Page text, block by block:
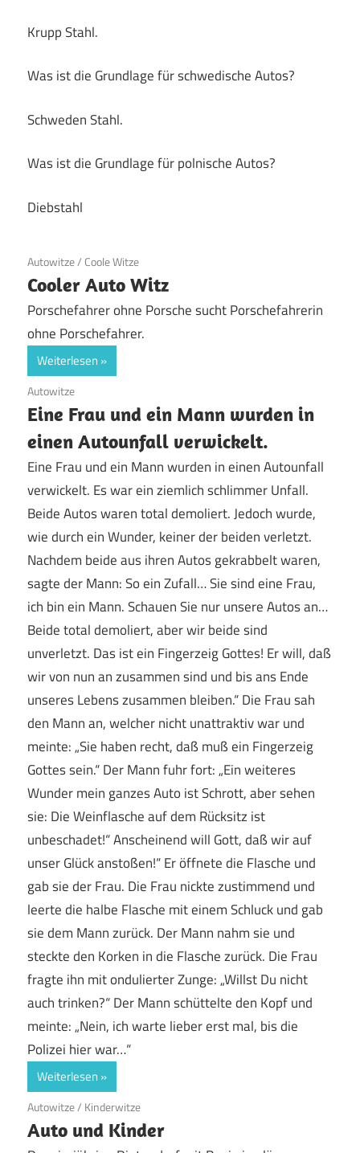
Krupp Stahl.
Was ist die Grundlage für schwedische Autos?
Schweden Stahl.
Was ist die Grundlage für polnische Autos?
Diebstahl
19. Juni 2020
Autowitze/ Coole Witze
Cooler Auto Witz
Porschefahrer ohne Porsche sucht Porschefahrerin
ohne Porschefahrer.
Weiterlesen
19. Juni 2020
Autowitze
Eine Frau und ein Mann wurden in
einen Autounfall verwickelt.
Eine Frau und ein Mann wurden in einen Autounfall
verwickelt. Es war ein ziemlich schlimmer Unfall.
Beide Autos waren total demoliert. Jedoch wurde,
wie durch ein Wunder, keiner der beiden verletzt.
Nachdem beide aus ihren Autos gekrabbelt waren,
sagte der Mann: So ein Zufall… Sie sind eine Frau,
ich bin ein Mann. Schauen Sie nur unsere Autos an…
Beide total demoliert, aber wir beide sind
unverletzt. Das ist ein Fingerzeig Gottes! Er will, daß
wir von nun an zusammen sind und bis ans Ende
unseres Lebens zusammen bleiben.“ Die Frau sah
den Mann an, welcher nicht unattraktiv war und
meinte: „Sie haben recht, daß muß ein Fingerzeig
Gottes sein.“ Der Mann fuhr fort: „Ein weiteres
Wunder mein ganzes Auto ist Schrott, aber sehen
sie: Die Weinflasche auf dem Rücksitz ist
unbeschadet!“ Anscheinend will Gott, daß wir auf
unser Glück anstoßen!“ Er öffnete die Flasche und
gab sie der Frau. Die Frau nickte zustimmend und
leerte die halbe Flasche mit einem Schluck und gab
sie dem Mann zurück. Der Mann nahm sie und
steckte den Korken in die Flasche zurück. Die Frau
fragte ihn mit ondulierter Zunge: „Willst Du nicht
auch trinken?“ Der Mann schüttelte den Kopf und
meinte: „Nein, ich warte lieber erst mal, bis die
Polizei hier war…“
Weiterlesen
19. Juni 2020
Autowitze/ Kinderwitze
Auto und Kinder